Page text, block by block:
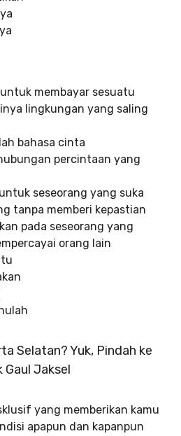
membayar sesuatu
lingkungan yang saling
bahasa cinta
percintaan yang
seseorang yang suka
tanpa memberi kepastian
pada seseorang yang
orang lain
Selatan? Yuk, Pindah ke
Gaul Jaksel
yang memberikan kamu
apapun dan kapanpun